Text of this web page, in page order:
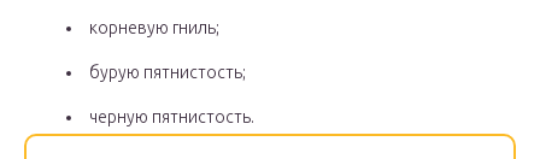
корневую гниль;
бурую пятнистость;
черную пятнистость.